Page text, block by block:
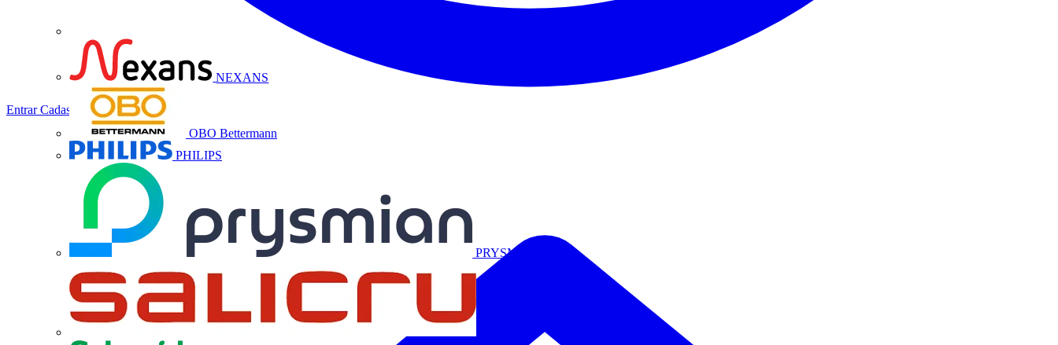
NEXANS
OBO Bettermann
PHILIPS
PRYSMIAN
EntrarCadastrar